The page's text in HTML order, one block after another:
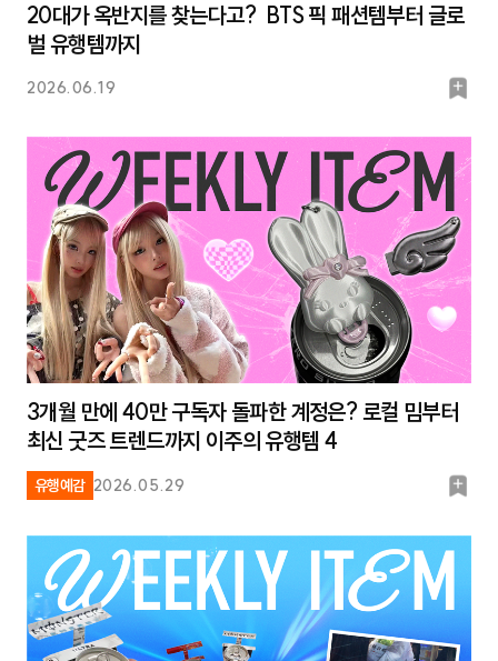
20대가 옥반지를 찾는다고? BTS 픽 패션템부터 글로
벌 유행템까지
2026.06.19
북
크
3개월 만에 40만 구독자 돌파한 계정은? 로컬 밈부터
최신 굿즈 트렌드까지 이주의 유행템 4
유행예감 2026.05.29
북
크